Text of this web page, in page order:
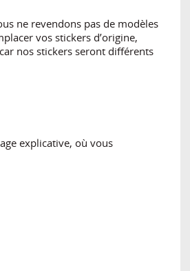
ne revendons pas de modèles
vos stickers d’origine,
nos stickers seront différents
explicative, où vous